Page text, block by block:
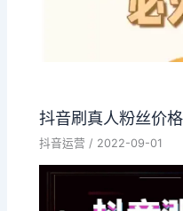
抖音刷真人粉丝价
抖音运营 / 2022-09-01